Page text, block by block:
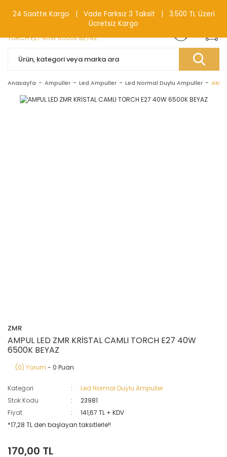
0(212) 240 87 88
Anasayfa Ampuller Led Ampuller Led Normal Duylu Ampuller
ZMR
AMPUL LED ZMR KRİSTAL CAMLI TORCH E27 40W
6500K BEYAZ
(0) Yorum - 0 Puan
Kategori
Led Normal Duylu Ampuller
Stok Kodu
23981
Fiyat
141,67 TL + KDV
*17,28 TL den başlayan taksitlerle!!
170,00 TL
24 Saatte Kargo | Vade Farksız 3 Taksit | 3.500 TL Üzeri
Ücretsiz Kargo